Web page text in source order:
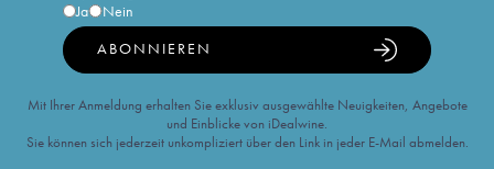
Ja
Nein
ABONNIEREN
Mit Ihrer Anmeldung erhalten Sie exklusiv ausgewählte Neuigkeiten, Angebote
und Einblicke von iDealwine.
Sie können sich jederzeit unkompliziert über den Link in jeder E-Mail abmelden.